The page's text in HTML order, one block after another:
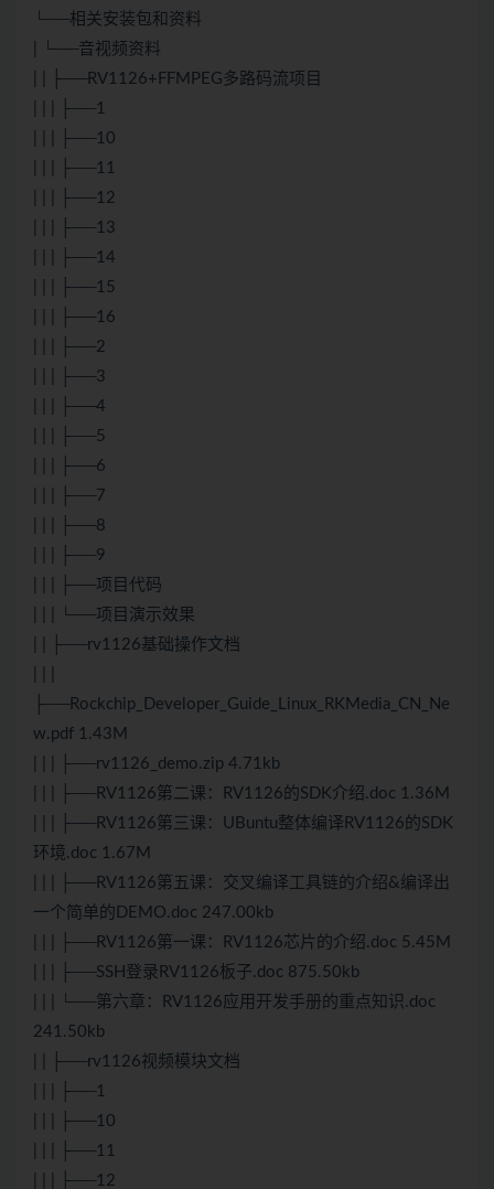
└──相关安装包和资料
| └──音视频资料
| | ├──RV1126+FFMPEG多路码流项目
| | | ├──1
| | | ├──10
| | | ├──11
| | | ├──12
| | | ├──13
| | | ├──14
| | | ├──15
| | | ├──16
| | | ├──2
| | | ├──3
| | | ├──4
| | | ├──5
| | | ├──6
| | | ├──7
| | | ├──8
| | | ├──9
| | | ├──项目代码
| | | └──项目演示效果
| | ├──rv1126基础操作文档
├──Rockchip_Developer_Guide_Linux_RKMedia_CN_Ne
w.pdf 1.43M
| | | ├──rv1126_demo.zip 4.71kb
| | | ├──RV1126第二课：RV1126的SDK介绍.doc 1.36M
| | | ├──RV1126第三课：UBuntu整体编译RV1126的SDK
环境.doc 1.67M
| | | ├──RV1126第五课：交叉编译工具链的介绍&编译出
一个简单的DEMO.doc 247.00kb
| | | ├──RV1126第一课：RV1126芯片的介绍.doc 5.45M
| | | ├──SSH登录RV1126板子.doc 875.50kb
| | | └──第六章：RV1126应用开发手册的重点知识.doc
241.50kb
| | ├──rv1126视频模块文档
| | | ├──1
| | | ├──10
| | | ├──11
| | | ├──12